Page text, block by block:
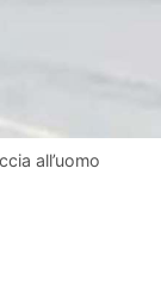
all’uomo